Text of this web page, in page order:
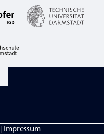
| Impressum